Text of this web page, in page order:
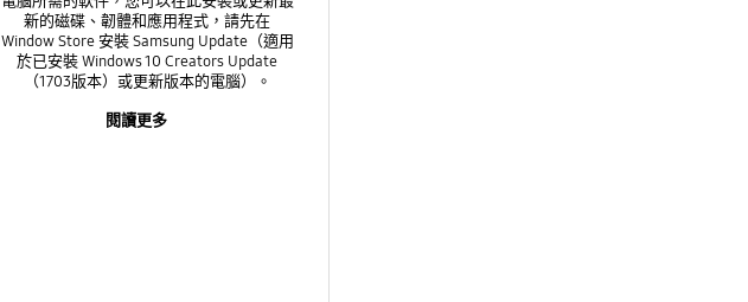
新的磁碟、韌體和應用程式，請先在
Window Store 安裝 Samsung Update（適用
於已安裝 Windows 10 Creators Update
（1703版本）或更新版本的電腦）。
閱讀更多